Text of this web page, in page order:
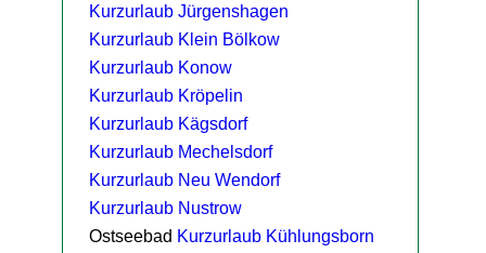
Kurzurlaub Jürgenshagen
Kurzurlaub Klein Bölkow
Kurzurlaub Konow
Kurzurlaub Kröpelin
Kurzurlaub Kägsdorf
Kurzurlaub Mechelsdorf
Kurzurlaub Neu Wendorf
Kurzurlaub Nustrow
Ostseebad Kurzurlaub Kühlungsborn